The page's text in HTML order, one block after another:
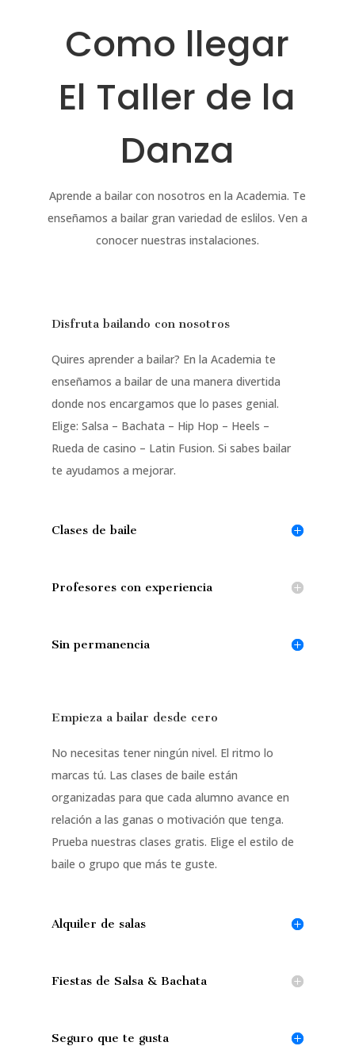
Como llegar
El Taller de la
Danza
Aprende a bailar con nosotros en la Academia. Te
enseñamos a bailar gran variedad de eslilos. Ven a
conocer nuestras instalaciones.
Disfruta bailando con nosotros
Quires aprender a bailar? En la Academia te
enseñamos a bailar de una manera divertida
donde nos encargamos que lo pases genial.
Elige: Salsa – Bachata – Hip Hop – Heels –
Rueda de casino – Latin Fusion. Si sabes bailar
te ayudamos a mejorar.
Clases de baile
Profesores con experiencia
Sin permanencia
Empieza a bailar desde cero
No necesitas tener ningún nivel. El ritmo lo
marcas tú. Las clases de baile están
organizadas para que cada alumno avance en
relación a las ganas o motivación que tenga.
Prueba nuestras clases gratis. Elige el estilo de
baile o grupo que más te guste.
Alquiler de salas
Fiestas de Salsa & Bachata
Seguro que te gusta